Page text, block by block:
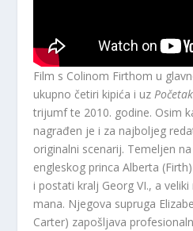
Film s Colinom Firthom u
ukupno četiri kipića i uz Početak
trijumf te 2010. godine. Osim
nagrađen je i za najboljeg
originalni scenarij. Temeljen
engleskog princa Alberta
​​i postati kralj Georg VI., a
mana. Njegova supruga
Carter) zapošljava